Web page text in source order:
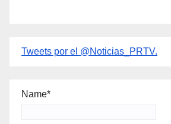
Tweets por el @Noticias_PRTV.
Name*